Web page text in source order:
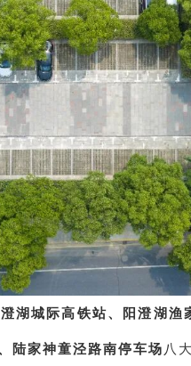
湖城际高铁站、阳澄湖渔
陆家神童泾路南停车场 八